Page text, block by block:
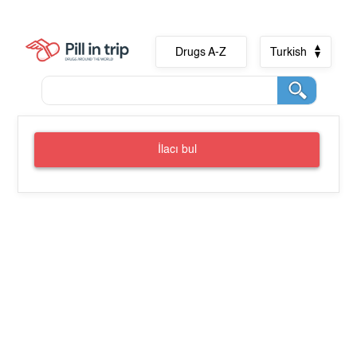
Drugs A-Z Turkish
İlacı bul